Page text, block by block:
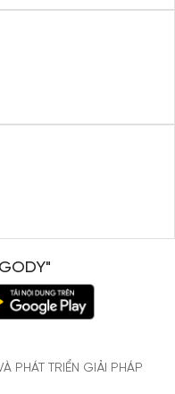
PHÁT TRIỂN GIẢI PHÁP